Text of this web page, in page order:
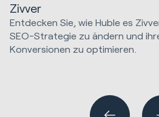
Zivver
Entdecken Sie, wie Huble es
SEO-Strategie zu ändern und
Konversionen zu optimieren.